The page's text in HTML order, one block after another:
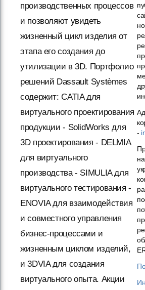
производственных процессов
и позволяют увидеть
жизненный цикл изделия от
этапа его создания до
утилизации в 3D. Портфолио
решений Dassault Systèmes
содержит: CATIA для
виртуального проектирования
продукции - SolidWorks для
3D проектирования - DELMIA
для виртуального
производства - SIMULIA для
виртуального тестирования -
ENOVIA для взаимодействия
и совместного управления
бизнес-процессами и
жизненным циклом изделий,
и 3DVIA для создания
виртуального опыта. Акции
-